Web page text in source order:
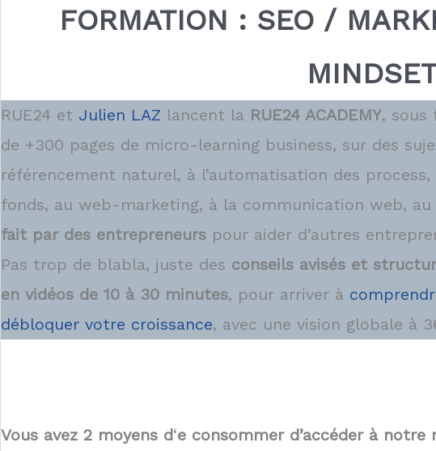
FORMATION : SEO /
RUE24 et Julien LAZ lancent la RUE24 ACADEMY, sous
de +300 pages de micro-learning business, sur des
référencement naturel, à l’automatisation des
fonds, au web-marketing, à la communication web,
fait par des entrepreneurspour aider d’autres
Pas trop de blabla, juste des conseils avisés et
en vidéos de 10 à 30 minutes, pour arriver à
débloquer votre croissance, avec une vision globale à
Vous avez 2 moyens d‘e consommer d’accéder à notre